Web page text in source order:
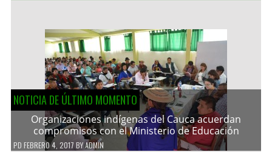
NOTICIA DE ÚLTIMO MOMENTO
Organizaciones indígenas del Cauca acuerdan
compromisos con el Ministerio de Educación
PD FEBRERO 4, 2017 BYADMIN